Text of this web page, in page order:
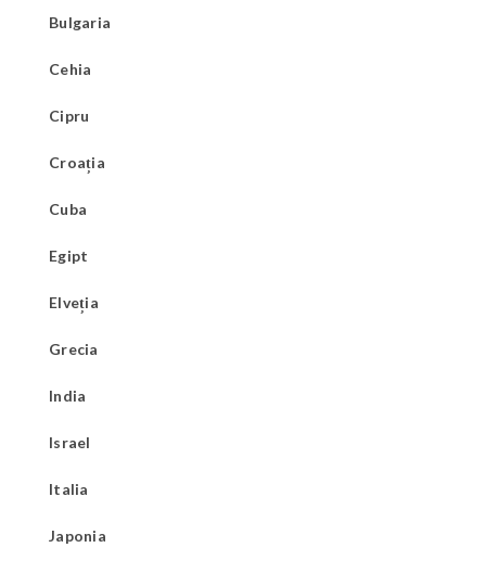
Bulgaria
Cehia
Cipru
Croația
Cuba
Egipt
Elveția
Grecia
India
Israel
Italia
Japonia